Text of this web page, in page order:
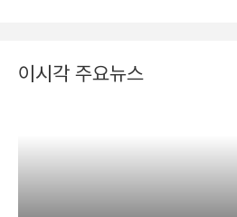
이시각 주요뉴스